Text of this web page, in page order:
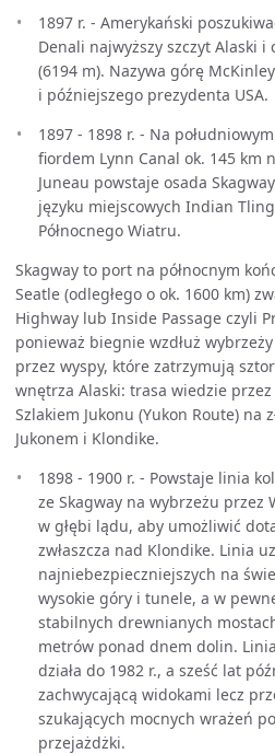
1897 r. - Amerykański
Denali najwyższy szczyt Alaski i
(6194 m). Nazywa górę
i późniejszego prezydenta USA.
1897 - 1898 r. - Na
fiordem Lynn Canal ok. 145 km
Juneau powstaje osada
języku miejscowych Indian
Północnego Wiatru.
Skagway to port na północnym
Seatle (odległego o ok. 1600 km)
Highway lub Inside Passage czyli
ponieważ biegnie wzdłuż
przez wyspy, które zatrzymują
wnętrza Alaski: trasa wiedzie przez
Szlakiem Jukonu (Yukon Route) na
Jukonem i Klondike.
1898 - 1900 r. - Powstaje linia
ze Skagway na wybrzeżu przez
w głębi lądu, aby umożliwić
zwłaszcza nad Klondike. Linia
najniebezpieczniejszych na
wysokie góry i tunele, a w
stabilnych drewnianych
metrów ponad dnem dolin.
działa do 1982 r., a sześć lat
zachwycającą widokami lecz
szukających mocnych wrażeń
przejażdżki.